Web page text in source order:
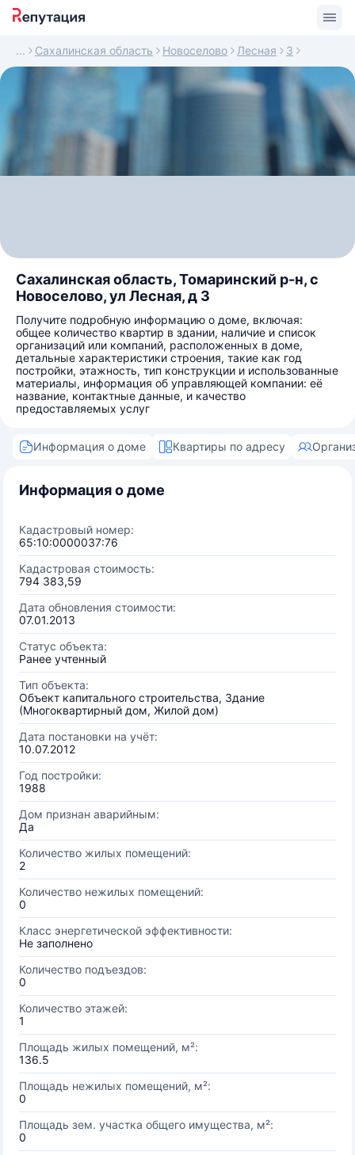
Сахалинская область Новоселово Лесная 3
Сахалинская область, Томаринский р-н, с
Новоселово, ул Лесная, д 3
Получите подробную информацию о доме, включая:
общее количество квартир в здании, наличие и список
организаций или компаний, расположенных в доме,
детальные характеристики строения, такие как год
постройки, этажность, тип конструкции и использованные
материалы, информация об управляющей компании: её
название, контактные данные, и качество
предоставляемых услуг
Информация о доме Квартиры по адресу
Информация о доме
Кадастровый номер:
65:10:0000037:76
Кадастровая стоимость:
794 383,59
Дата обновления стоимости:
07.01.2013
Статус объекта:
Ранее учтенный
Тип объекта:
Объект капитального строительства, Здание
(Многоквартирный дом, Жилой дом)
Дата постановки на учёт:
10.07.2012
Год постройки:
1988
Дом признан аварийным:
Да
Количество жилых помещений:
2
Количество нежилых помещений:
0
Класс энергетической эффективности:
Не заполнено
Количество подъездов:
0
Количество этажей:
1
Площадь жилых помещений, м²:
136.5
Площадь нежилых помещений, м²:
0
Площадь зем. участка общего имущества, м²:
0